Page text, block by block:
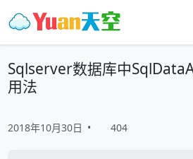
Sqlserver数据库中
用法
2018年10月30日 • 404